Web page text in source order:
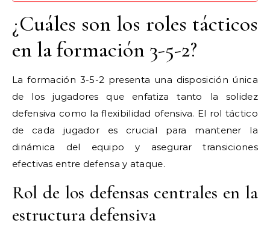
¿Cuáles son los roles tácticos
en la formación 3-5-2?
La formación 3-5-2 presenta una disposición única
de los jugadores que enfatiza tanto la solidez
defensiva como la flexibilidad ofensiva. El rol táctico
de cada jugador es crucial para mantener la
dinámica del equipo y asegurar transiciones
efectivas entre defensa y ataque.
Rol de los defensas centrales en la
estructura defensiva